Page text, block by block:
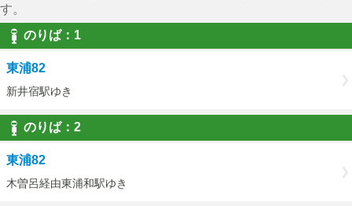
す。
のりば：1
東浦82
新井宿駅ゆき
のりば：2
東浦82
木曽呂経由東浦和駅ゆき